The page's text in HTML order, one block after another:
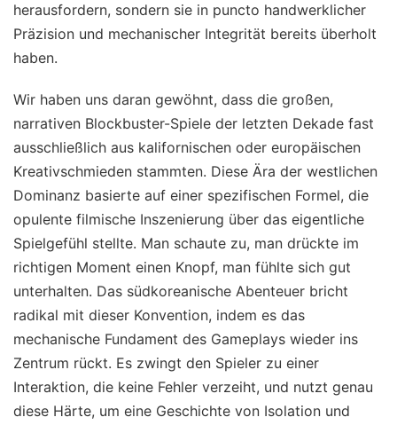
herausfordern, sondern sie in puncto handwerklicher
Präzision und mechanischer Integrität bereits überholt
haben.
Wir haben uns daran gewöhnt, dass die großen,
narrativen Blockbuster-Spiele der letzten Dekade fast
ausschließlich aus kalifornischen oder europäischen
Kreativschmieden stammten. Diese Ära der westlichen
Dominanz basierte auf einer spezifischen Formel, die
opulente filmische Inszenierung über das eigentliche
Spielgefühl stellte. Man schaute zu, man drückte im
richtigen Moment einen Knopf, man fühlte sich gut
unterhalten. Das südkoreanische Abenteuer bricht
radikal mit dieser Konvention, indem es das
mechanische Fundament des Gameplays wieder ins
Zentrum rückt. Es zwingt den Spieler zu einer
Interaktion, die keine Fehler verzeiht, und nutzt genau
diese Härte, um eine Geschichte von Isolation und